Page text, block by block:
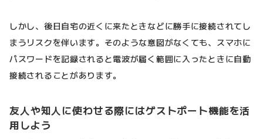
しかし、後日自宅の近くに来たときなどに勝手に接続されてし
まうリスクを伴います。そのような意図がなくても、スマホに
パスワードを記録されると電波が届く範囲に入ったときに自動
接続されることがあります。
友人や知人に使わせる際にはゲストポート機能を活
用しよう